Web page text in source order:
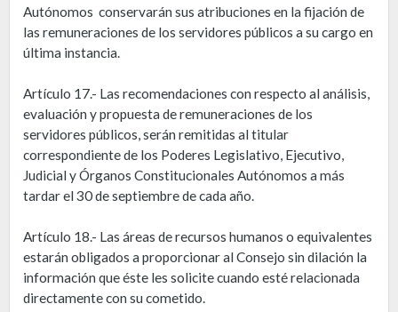
Autónomos conservarán sus atribuciones en la fijación de
las remuneraciones de los servidores públicos a su cargo en
última instancia.
Artículo 17.- Las recomendaciones con respecto al análisis,
evaluación y propuesta de remuneraciones de los
servidores públicos, serán remitidas al titular
correspondiente de los Poderes Legislativo, Ejecutivo,
Judicial y Órganos Constitucionales Autónomos a más
tardar el 30 de septiembre de cada año.
Artículo 18.- Las áreas de recursos humanos o equivalentes
estarán obligados a proporcionar al Consejo sin dilación la
información que éste les solicite cuando esté relacionada
directamente con su cometido.